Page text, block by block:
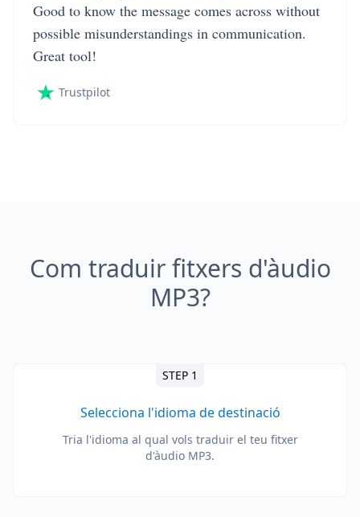
Good to know the message comes across without
possible misunderstandings in communication.
Great tool!
Trustpilot
Com traduir fitxers d'àudio
MP3?
STEP 1
Selecciona l'idioma de destinació
Tria l'idioma al qual vols traduir el teu fitxer
d'àudio MP3.